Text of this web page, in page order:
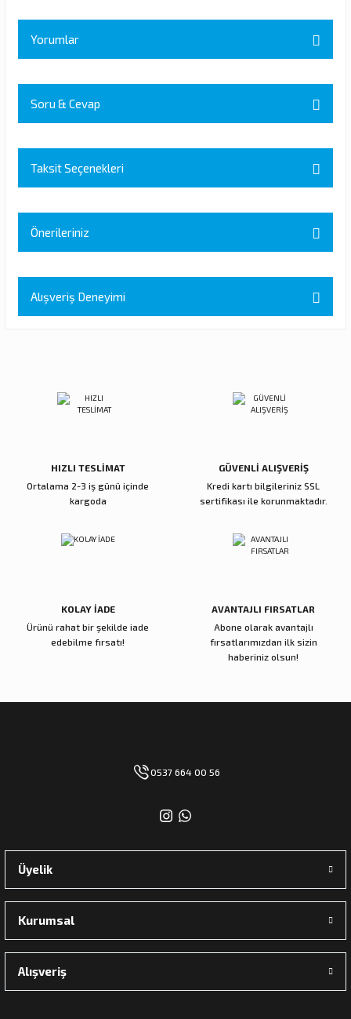
Yorumlar
Yorum Yaz
Soru & Cevap
Ürün hakkında henüz soru sorulmamış.
Soru Sor
Taksit Seçenekleri
Önerileriniz
tarafımıza iletebilirsiniz.
Görüş ve önerileriniz için teşekkür ederiz.
Ürün bilgilerinde hatalar bulunuyor.
Alışveriş Deneyimi
HIZLI TESLİMAT
Ortalama 2-3 iş günü içinde
kargoda
GÜVENLİ ALIŞVERİŞ
Kredi kartı bilgileriniz SSL
sertifikası ile korunmaktadır.
KOLAY İADE
Ürünü rahat bir şekilde iade
edebilme fırsatı!
AVANTAJLI FIRSATLAR
Abone olarak avantajlı
fırsatlarımızdan ilk sizin
haberiniz olsun!
0537 664 00 56
Üyelik
Kurumsal
Alışveriş